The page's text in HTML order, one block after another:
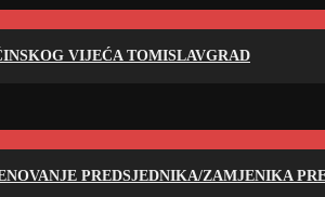
VIJEĆA TOMISLAVGRAD
PREDSJEDNIKA/ZAMJENIKA